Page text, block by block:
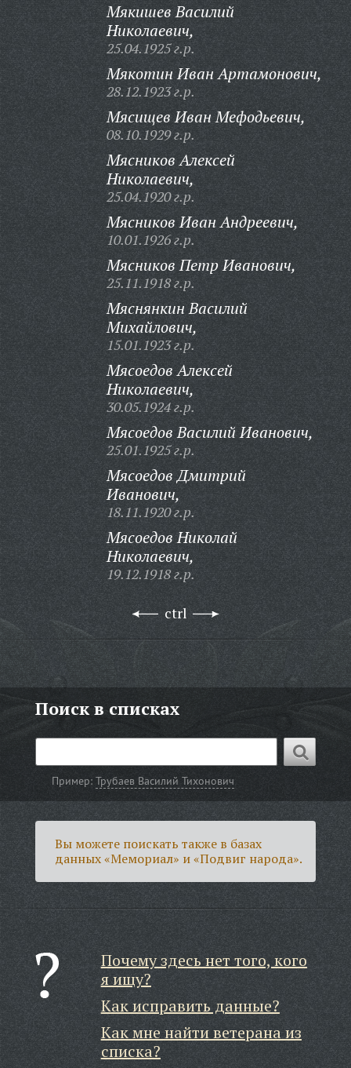
Мякишев Василий
Николаевич,
25.04.1925 г.р.
Мякотин Иван Артамонович,
28.12.1923 г.р.
Мясищев Иван Мефодьевич,
08.10.1929 г.р.
Мясников Алексей
Николаевич,
25.04.1920 г.р.
Мясников Иван Андреевич,
10.01.1926 г.р.
Мясников Петр Иванович,
25.11.1918 г.р.
Мяснянкин Василий
Михайлович,
15.01.1923 г.р.
Мясоедов Алексей
Николаевич,
30.05.1924 г.р.
Мясоедов Василий Иванович,
25.01.1925 г.р.
Мясоедов Дмитрий
Иванович,
18.11.1920 г.р.
Мясоедов Николай
Николаевич,
19.12.1918 г.р.
ctrl
Поиск в списках
Пример:Трубаев Василий Тихонович
Вы можете поискать также в базах
данных «Мемориал» и «Подвиг народа».
Почему здесь нет того, кого
я ищу?
Как исправить данные?
Как мне найти ветерана из
списка?